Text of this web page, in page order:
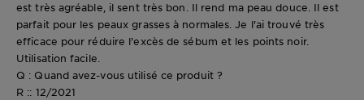
est très agréable, il sent très bon. Il rend ma peau douce. Il est
parfait pour les peaux grasses à normales. Je l'ai trouvé très
efficace pour réduire l'excès de sébum et les points noir.
Utilisation facile.
Q : Quand avez-vous utilisé ce produit ?
R :: 12/2021